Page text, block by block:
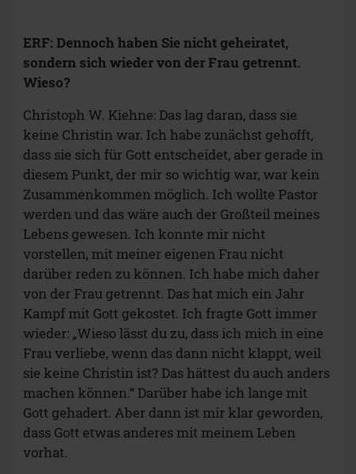
ERF: Dennoch haben Sie nicht geheiratet,
sondern sich wieder von der Frau getrennt.
Wieso?
Christoph W. Kiehne: Das lag daran, dass sie
keine Christin war. Ich habe zunächst gehofft,
dass sie sich für Gott entscheidet, aber gerade in
diesem Punkt, der mir so wichtig war, war kein
Zusammenkommen möglich. Ich wollte Pastor
werden und das wäre auch der Großteil meines
Lebens gewesen. Ich konnte mir nicht
vorstellen, mit meiner eigenen Frau nicht
darüber reden zu können. Ich habe mich daher
von der Frau getrennt. Das hat mich ein Jahr
Kampf mit Gott gekostet. Ich fragte Gott immer
wieder: „Wieso lässt du zu, dass ich mich in eine
Frau verliebe, wenn das dann nicht klappt, weil
sie keine Christin ist? Das hättest du auch anders
machen können.“ Darüber habe ich lange mit
Gott gehadert. Aber dann ist mir klar geworden,
dass Gott etwas anderes mit meinem Leben
vorhat.